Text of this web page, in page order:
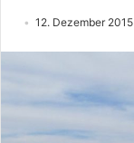
12. Dezember 2015